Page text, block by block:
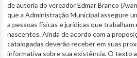
de autoria do vereador Edmar Branco
que a Administração Municipal assegure
a pessoas físicas e jurídicas que trabalham
nascentes. Ainda de acordo com a
catalogadas deverão receber em suas
informativa sobre sua existência. O texto